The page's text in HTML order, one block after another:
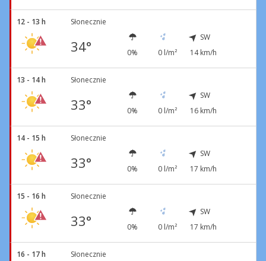
12 - 13 h Słonecznie
34° 0% 0 l/m²
SW
14 km/h
13 - 14 h Słonecznie
33° 0% 0 l/m²
SW
16 km/h
14 - 15 h Słonecznie
33° 0% 0 l/m²
SW
17 km/h
15 - 16 h Słonecznie
33° 0% 0 l/m²
SW
17 km/h
16 - 17 h Słonecznie